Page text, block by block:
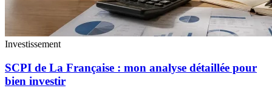
Investissement
SCPI de La Française : mon analyse détaillée pour
bien investir